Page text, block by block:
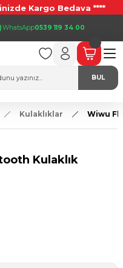
Kargo Bedava ****
WhatsApp0539 119 34 00
BUL
Kulaklıklar Wiwu
Kulaklık